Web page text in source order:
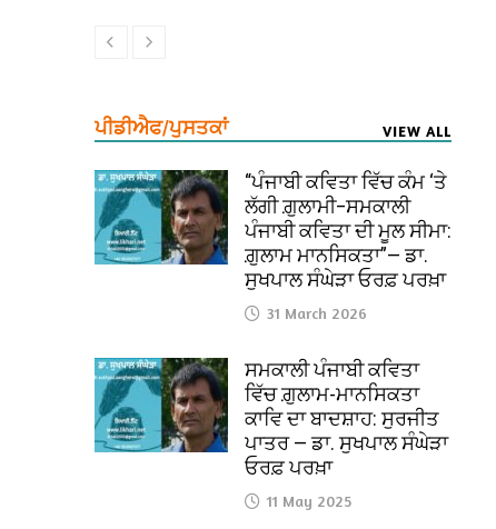
ਪੀਡੀਐਫ/ਪੁਸਤਕਾਂ VIEW ALL
“ਪੰਜਾਬੀ ਕਵਿਤਾ ਵਿੱਚ ਕੰਮ ‘ਤੇ
ਲੱਗੀ ਗ਼ੁਲਾਮੀ–ਸਮਕਾਲੀ
ਪੰਜਾਬੀ ਕਵਿਤਾ ਦੀ ਮੂਲ ਸੀਮਾ:
ਗ਼ੁਲਾਮ ਮਾਨਸਿਕਤਾ”— ਡਾ.
ਸੁਖਪਾਲ ਸੰਘੇੜਾ ਓਰਫ਼ ਪਰਖ਼ਾ
31 March 2026
ਸਮਕਾਲੀ ਪੰਜਾਬੀ ਕਵਿਤਾ
ਵਿੱਚ ਗ਼ੁਲਾਮ-ਮਾਨਸਿਕਤਾ
ਕਾਵਿ ਦਾ ਬਾਦਸ਼ਾਹ: ਸੁਰਜੀਤ
ਪਾਤਰ — ਡਾ. ਸੁਖਪਾਲ ਸੰਘੇੜਾ
ਓਰਫ਼ ਪਰਖ਼ਾ
11 May 2025